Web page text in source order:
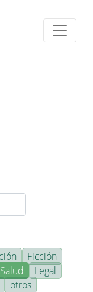
Ficción
Salud
Legal
otros